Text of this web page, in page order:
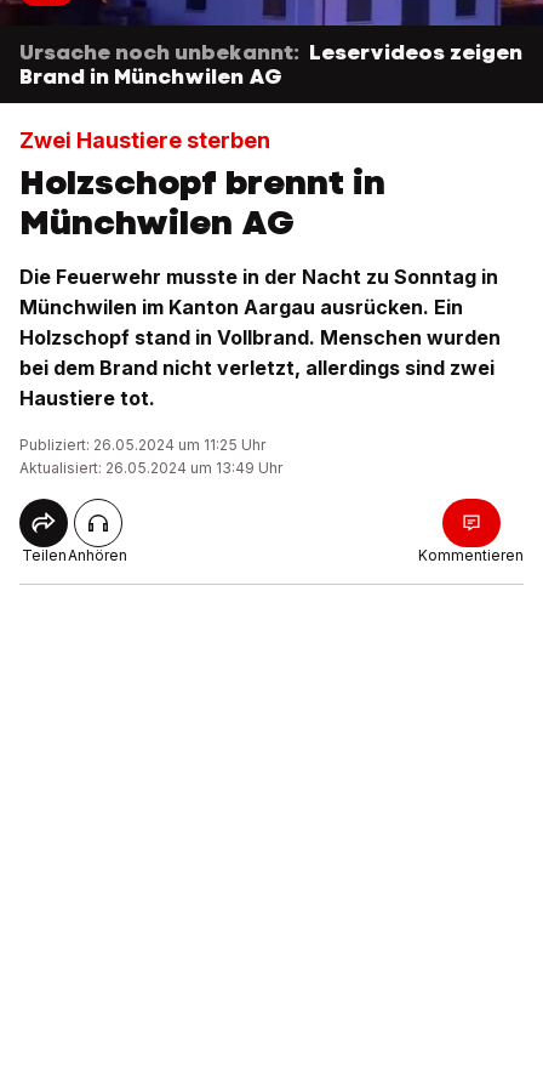
Ursache noch unbekannt: Leservideos zeigen
Brand in Münchwilen AG
Zwei Haustiere sterben
Holzschopf brennt in
Münchwilen AG
Die Feuerwehr musste in der Nacht zu Sonntag in
Münchwilen im Kanton Aargau ausrücken. Ein
Holzschopf stand in Vollbrand. Menschen wurden
bei dem Brand nicht verletzt, allerdings sind zwei
Haustiere tot.
Publiziert: 26.05.2024 um 11:25 Uhr
Aktualisiert: 26.05.2024 um 13:49 Uhr
TeilenAnhören Kommentieren